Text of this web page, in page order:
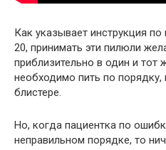
Как указывает инструкция
20, принимать эти пилюли
приблизительно в один и тот
необходимо пить по порядку,
блистере.
Но, когда пациентка по
неправильном порядке, то